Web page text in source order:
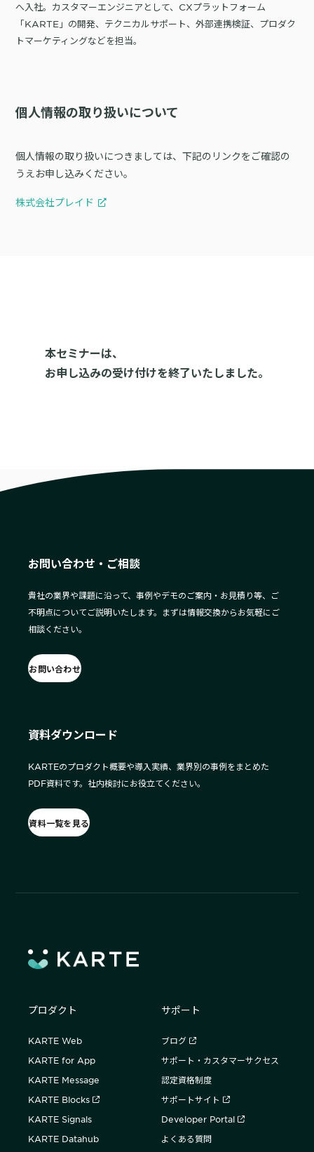
へ入社。カスタマーエンジニアとして、CXプラットフォーム
「KARTE」の開発、テクニカルサポート、外部連携検証、プロダク
トマーケティングなどを担当。
個人情報の取り扱いについて
個人情報の取り扱いにつきましては、下記のリンクをご確認の
うえお申し込みください。
株式会社プレイド
本セミナーは、
お申し込みの受け付けを終了いたしました。
お問い合わせ・ご相談
貴社の業界や課題に沿って、事例やデモのご案内・お見積り等、ご
不明点についてご説明いたします。まずは情報交換からお気軽にご
相談ください。
お問い合わせ
資料ダウンロード
KARTEのプロダクト概要や導入実績、業界別の事例をまとめた
PDF資料です。社内検討にお役立てください。
資料一覧を見る
プロダクト
KARTE Web
KARTE for App
KARTE Message
KARTE Blocks
KARTE Signals
KARTE Datahub
サポート
ブログ
サポート・カスタマーサクセス
認定資格制度
サポートサイト
Developer Portal
よくある質問